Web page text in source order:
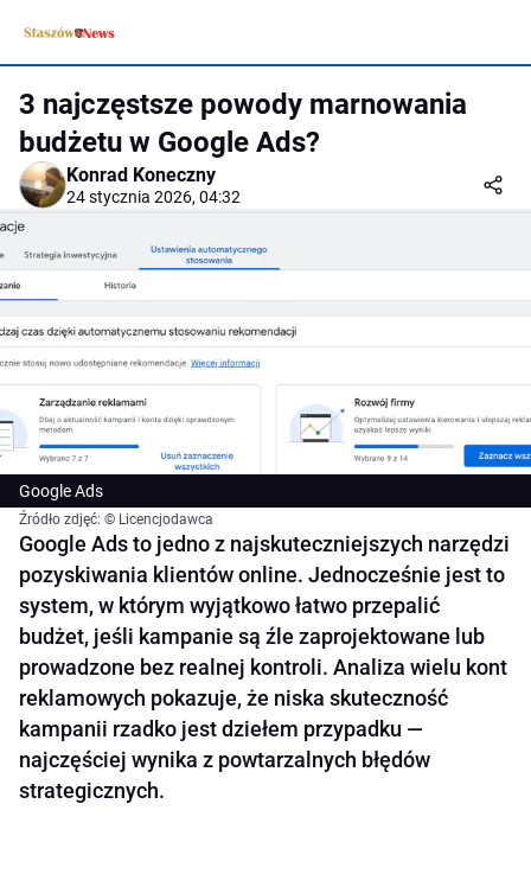
3 najczęstsze powody marnowania
budżetu w Google Ads?
Konrad Koneczny
24 stycznia 2026, 04:32
Google Ads
Źródło zdjęć: © Licencjodawca
Google Ads to jedno z najskuteczniejszych narzędzi
pozyskiwania klientów online. Jednocześnie jest to
system, w którym wyjątkowo łatwo przepalić
budżet, jeśli kampanie są źle zaprojektowane lub
prowadzone bez realnej kontroli. Analiza wielu kont
reklamowych pokazuje, że niska skuteczność
kampanii rzadko jest dziełem przypadku —
najczęściej wynika z powtarzalnych błędów
strategicznych.